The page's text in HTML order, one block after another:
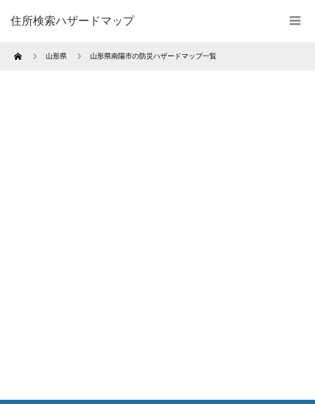
住所検索ハザードマップ
Home 山形県 山形県南陽市の防災ハザードマップ一覧